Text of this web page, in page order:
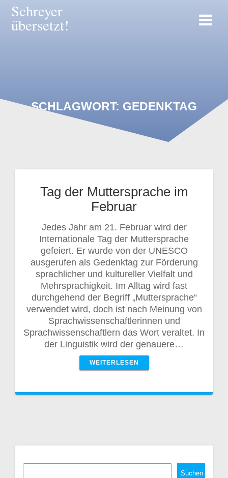
Schreyer
übersetzt!
SCHLAGWORT: GEDENKTAG
Tag der Muttersprache im
Februar
Jedes Jahr am 21. Februar wird der
Internationale Tag der Muttersprache
gefeiert. Er wurde von der UNESCO
ausgerufen als Gedenktag zur Förderung
sprachlicher und kultureller Vielfalt und
Mehrsprachigkeit. Im Alltag wird fast
durchgehend der Begriff „Muttersprache“
verwendet wird, doch ist nach Meinung von
Sprachwissenschaftlerinnen und
Sprachwissenschaftlern das Wort veraltet. In
der Linguistik wird der genauere…
WEITERLESEN
Suchen